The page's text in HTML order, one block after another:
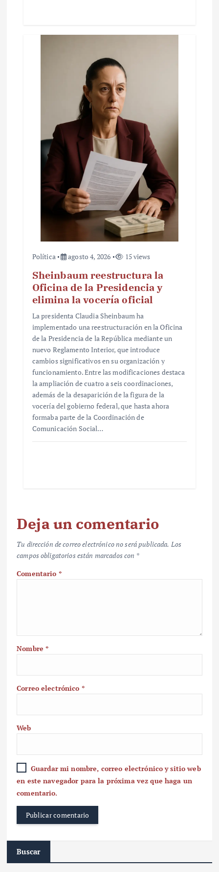
Política agosto 4, 2026 15 views
Sheinbaum reestructura la
Oficina de la Presidencia y
elimina la vocería oficial
La presidenta Claudia Sheinbaum ha
implementado una reestructuración en la Oficina
de la Presidencia de la República mediante un
nuevo Reglamento Interior, que introduce
cambios significativos en su organización y
funcionamiento. Entre las modificaciones destaca
la ampliación de cuatro a seis coordinaciones,
además de la desaparición de la figura de la
vocería del gobierno federal, que hasta ahora
formaba parte de la Coordinación de
Comunicación Social…
Deja un comentario
Tu dirección de correo electrónico no será publicada. Los
campos obligatorios están marcados con *
Comentario *
Nombre*
Correo electrónico *
Web
Guardar mi nombre, correo electrónico y sitio web
en este navegador para la próxima vez que haga un
comentario.
Buscar